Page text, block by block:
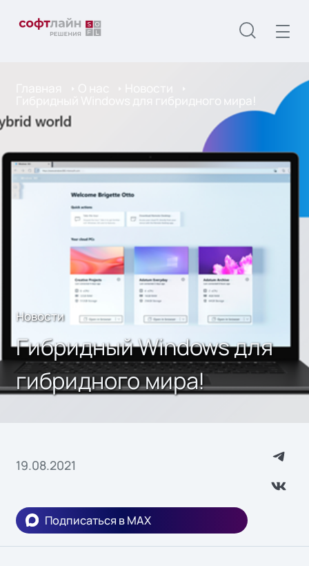
Гибридный Windows для гибридного мира!
Новости
Гибридный Windows для
гибридного мира!
19.08.2021
Подписаться в MAX